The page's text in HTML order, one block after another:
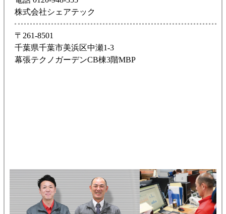
株式会社シェアテック
〒261-8501
千葉県千葉市美浜区中瀬1-3
幕張テクノガーデンCB棟3階MBP